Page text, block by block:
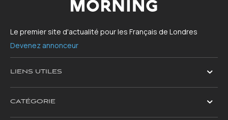
Le premier site d'actualité pour les Français de Londres
Devenez annonceur
LIENS UTILES
CATÉGORIE